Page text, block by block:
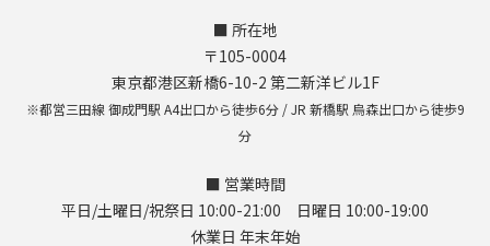
■ 所在地
〒105-0004
東京都港区新橋6-10-2 第二新洋ビル1F
※都営三田線 御成門駅 A4出口から徒歩6分 / JR 新橋駅 烏森出口から徒歩9
分
■ 営業時間
平日/土曜日/祝祭日 10:00-21:00 日曜日 10:00-19:00
休業日 年末年始